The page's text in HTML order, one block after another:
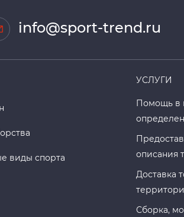
info@sport-trend.ru
виды спорта
УСЛУГИ
Помощь в
описания
Доставка
Сборка,